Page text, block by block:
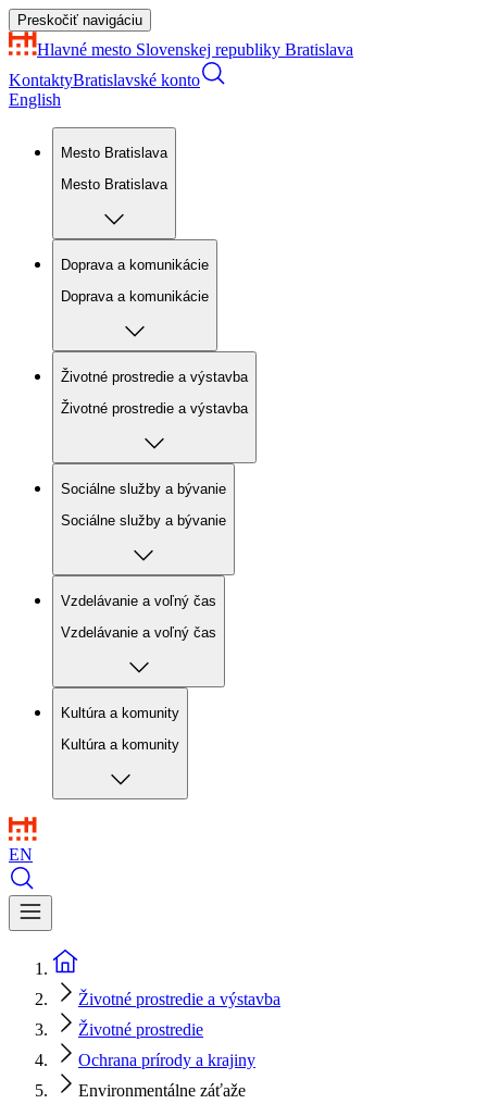
Preskočiť navigáciu
Hlavné mesto Slovenskej republiky Bratislava
KontaktyBratislavské konto
English
Mesto Bratislava
Mesto Bratislava
Doprava a komunikácie
Doprava a komunikácie
Životné prostredie a výstavba
Životné prostredie a výstavba
Sociálne služby a bývanie
Sociálne služby a bývanie
Vzdelávanie a voľný čas
Vzdelávanie a voľný čas
Kultúra a komunity
Kultúra a komunity
EN
Životné prostredie a výstavba
Životné prostredie
Ochrana prírody a krajiny
Environmentálne záťaže